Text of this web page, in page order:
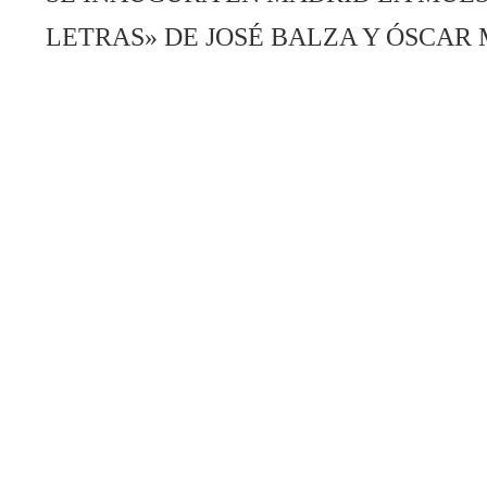
LETRAS» DE JOSÉ BALZA Y ÓSCAR